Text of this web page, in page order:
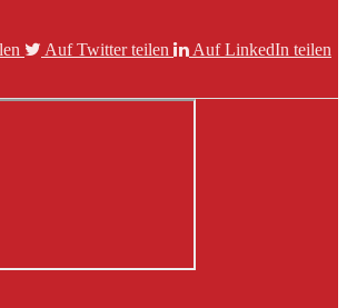
Auf Twitter teilen
Auf LinkedIn teilen